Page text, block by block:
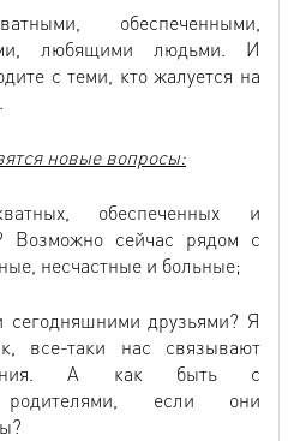
обеспеченными,
любящими людьми. И
с теми, кто жалуется на
новые вопросы:
обеспеченных и
Возможно сейчас рядом с
несчастные и больные;
сегодняшними друзьями? Я
все-таки нас связывают
А как быть с
родителями, если они